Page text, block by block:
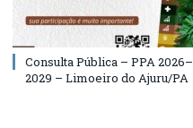
Consulta Pública – PPA 2026–
2029 – Limoeiro do Ajuru/PA